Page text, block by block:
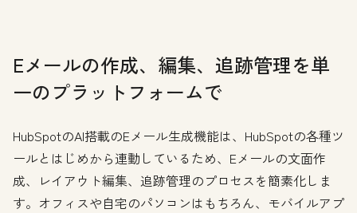
Eメールの作成、編集、追跡管理を単
一のプラットフォームで
HubSpotのAI搭載のEメール生成機能は、HubSpotの各種ツ
ールとはじめから連動しているため、Eメールの文面作
成、レイアウト編集、追跡管理のプロセスを簡素化しま
す。オフィスや自宅のパソコンはもちろん、モバイルアプ